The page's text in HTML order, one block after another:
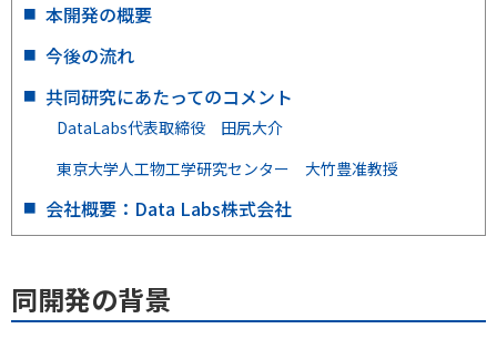
本開発の概要
今後の流れ
共同研究にあたってのコメント
DataLabs代表取締役 田尻大介
東京大学人工物工学研究センター 大竹豊准教授
会社概要：Data Labs株式会社
同開発の背景